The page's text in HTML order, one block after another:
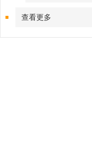
查看更多